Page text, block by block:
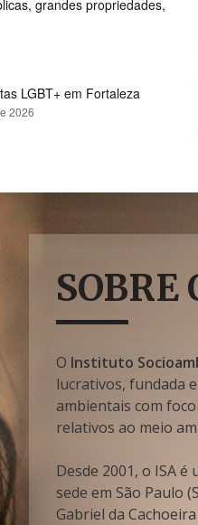
grandes propriedades,
LGBT+ em Fortaleza
2026
SOBRE
O Instituto
lucrativos, fundada
ambientais com
relativos ao meio
Desde 2001, o ISA é
sede em São Paulo
Gabriel da